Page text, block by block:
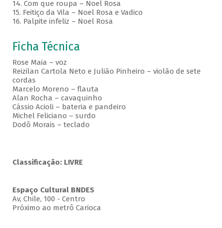
14. Com que roupa – Noel Rosa
15. Feitiço da Vila – Noel Rosa e Vadico
16. Palpite infeliz – Noel Rosa
Ficha Técnica
Rose Maia – voz
Reizilan Cartola Neto e Julião Pinheiro – violão de sete
cordas
Marcelo Moreno – flauta
Alan Rocha – cavaquinho
Cássio Acioli – bateria e pandeiro
Michel Feliciano – surdo
Dodô Morais – teclado
Classificação: LIVRE
Espaço Cultural BNDES
Av, Chile, 100 - Centro
Próximo ao metrô Carioca